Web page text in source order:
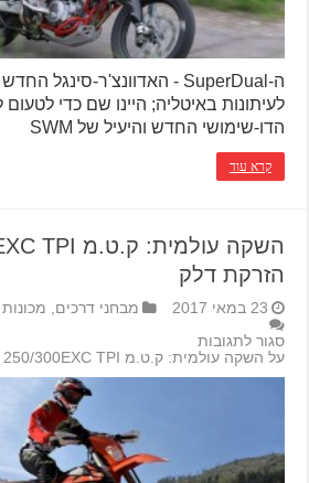
לעיתונות באיטליה; היינו שם כדי
הדו-שימושי החדש והיעיל של SWM
קרא עוד
הזרקת דלק
23 במאי 2017 מבחני דרכים
מכונות
סגור לתגובות
על השקה עולמית: ק.ט.מ 250/300EXC TPI – הזרקת דלק